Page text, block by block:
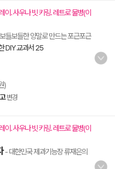
. 사우나 빗 키링. 레트로 물병(이
들보들한 양말로 만드는 포근포근
DIY 교과서 25
)
변경
. 사우나 빗 키링. 레트로 물병(이
- 대한민국 제과기능장 류재은의